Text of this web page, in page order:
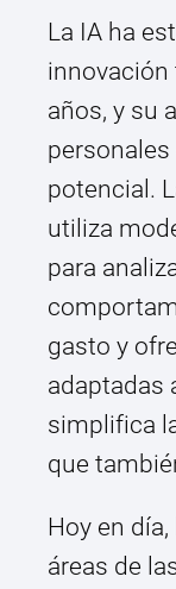
La IA ha
años, y su
potencial.
utiliza
para
gasto y
adaptadas
simplifica
que
Hoy en
áreas de